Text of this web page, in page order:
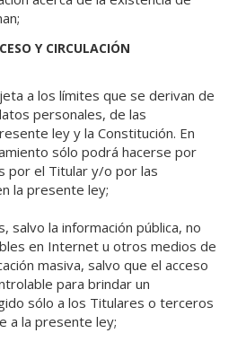
Y CIRCULACIÓN
a los límites que se derivan de
personales, de las
ley y la Constitución. En
sólo podrá hacerse por
por el Titular y/o por las
la presente ley;
salvo la información pública, no
en Internet u otros medios de
masiva, salvo que el acceso
para brindar un
sólo a los Titulares o terceros
a la presente ley;